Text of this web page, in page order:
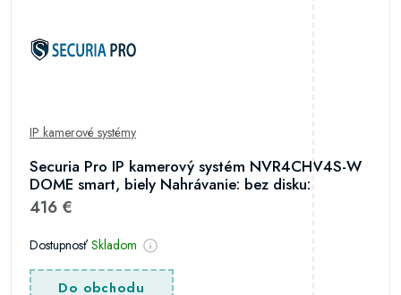
IP kamerové systémy
Securia Pro IP kamerový systém NVR4CHV4S-W
DOME smart, biely Nahrávanie: bez disku:
416 €
Dostupnosť Skladom
Do obchodu